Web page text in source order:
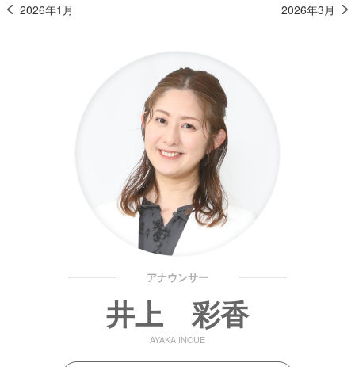
2026年1月 2026年3月
アナウンサー
井上 彩香
AYAKA INOUE